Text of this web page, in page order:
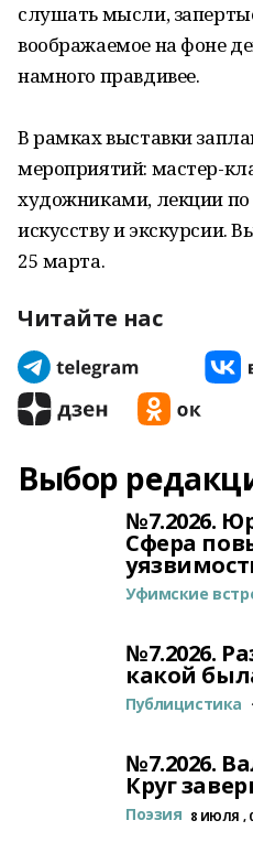
слушать мысли,
воображаемое на фоне
намного правдивее.
В рамках выставки
мероприятий: мастер-
художниками, лекции
искусству и экскурсии.
25 марта.
Читайте нас
Выбор
№7.2026.
Сфера
Уфимские
№7.2026.
какой
Публицистика
№7.2026.
Круг
Поэзия 8 ИЮЛЯ ,